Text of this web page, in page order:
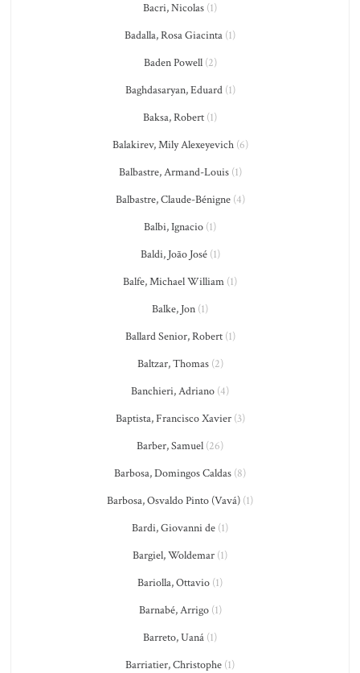
Bacri, Nicolas (1)
Badalla, Rosa Giacinta (1)
Baden Powell(2)
Baghdasaryan, Eduard(1)
Baksa, Robert (1)
Balakirev, Mily Alexeyevich(6)
Balbastre, Armand-Louis(1)
Balbastre, Claude-Bénigne(4)
Balbi, Ignacio (1)
Baldi, João José(1)
Balfe, Michael William (1)
Balke, Jon (1)
Ballard Senior, Robert(1)
Baltzar, Thomas(2)
Banchieri, Adriano (4)
Baptista, Francisco Xavier(3)
Barber, Samuel (26)
Barbosa, Domingos Caldas (8)
Barbosa, Osvaldo Pinto (Vavá) (1)
Bardi, Giovanni de (1)
Bargiel, Woldemar (1)
Bariolla, Ottavio (1)
Barnabé, Arrigo(1)
Barreto, Uaná (1)
Barriatier, Christophe (1)